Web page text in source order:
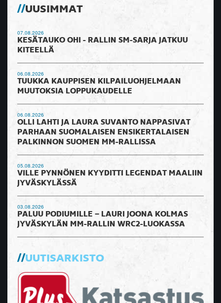
UUSIMMAT
07.08.2026
KESÄTAUKO OHI - RALLIN SM-SARJA JATKUU
KITEELLÄ
06.08.2026
TUUKKA KAUPPISEN KILPAILUOHJELMAAN
MUUTOKSIA LOPPUKAUDELLE
06.08.2026
OLLI LAHTI JA LAURA SUVANTO NAPPASIVAT
PARHAAN SUOMALAISEN ENSIKERTALAISEN
PALKINNON SUOMEN MM-RALLISSA
05.08.2026
VILLE PYNNÖNEN KYYDITTI LEGENDAT MAALIIN
JYVÄSKYLÄSSÄ
03.08.2026
PALUU PODIUMILLE – LAURI JOONA KOLMAS
JYVÄSKYLÄN MM-RALLIN WRC2-LUOKASSA
UUTISARKISTO